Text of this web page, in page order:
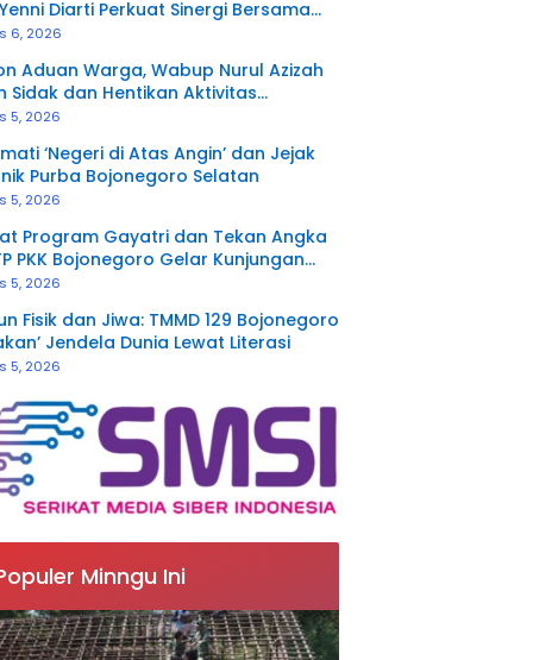
Yenni Diarti Perkuat Sinergi Bersama
6, 2026
Aduan Warga, Wabup Nurul Azizah
Sidak dan Hentikan Aktivitas
Tanah di Trucuk
5, 2026
‘Negeri di Atas Angin’ dan Jejak
Purba Bojonegoro Selatan
5, 2026
Program Gayatri dan Tekan Angka
PKK Bojonegoro Gelar Kunjungan
di Ngambon
5, 2026
Fisik dan Jiwa: TMMD 129 Bojonegoro
Jendela Dunia Lewat Literasi
5, 2026
Minngu Ini